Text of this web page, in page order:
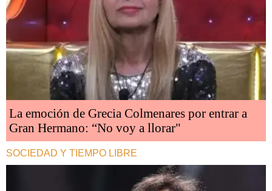
La emoción de Grecia Colmenares por entrar a
Gran Hermano: “No voy a llorar"
SOCIEDAD Y TIEMPO LIBRE